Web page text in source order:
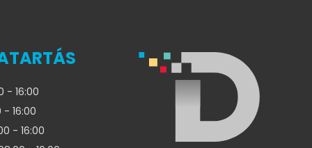
- 16:00
- 16:00
- 16:00